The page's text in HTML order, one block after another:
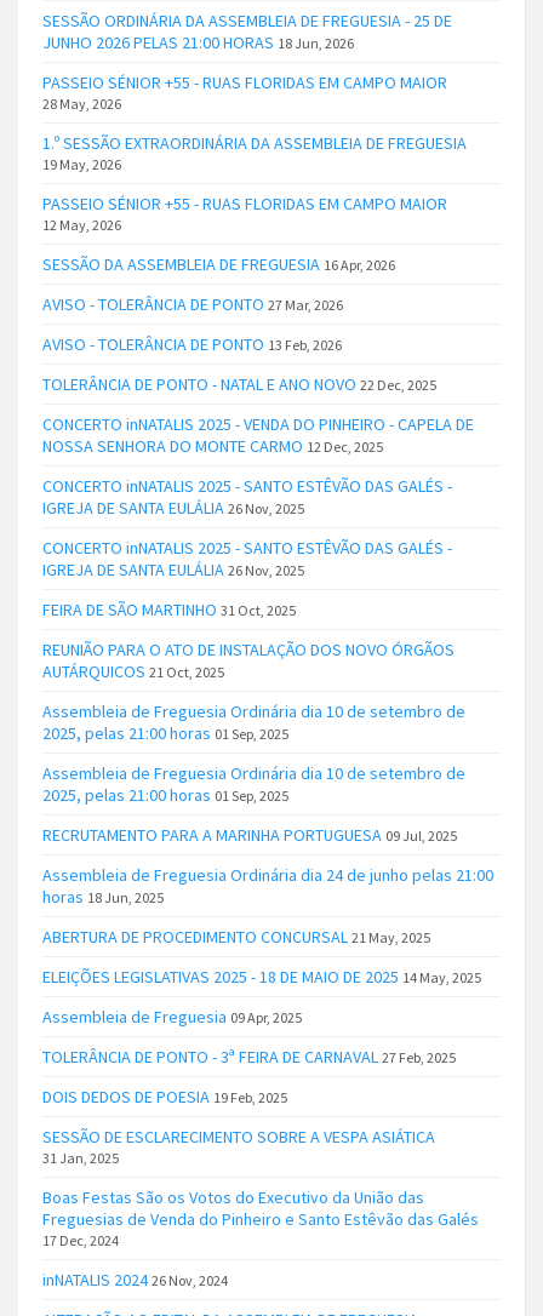
SESSÃO ORDINÁRIA DA ASSEMBLEIA DE FREGUESIA - 25 DE
JUNHO 2026 PELAS 21:00 HORAS 18 Jun, 2026
PASSEIO SÉNIOR +55 - RUAS FLORIDAS EM CAMPO MAIOR
28 May, 2026
1.º SESSÃO EXTRAORDINÁRIA DA ASSEMBLEIA DE FREGUESIA
19 May, 2026
PASSEIO SÉNIOR +55 - RUAS FLORIDAS EM CAMPO MAIOR
12 May, 2026
SESSÃO DA ASSEMBLEIA DE FREGUESIA 16 Apr, 2026
AVISO - TOLERÂNCIA DE PONTO 27 Mar, 2026
AVISO - TOLERÂNCIA DE PONTO 13 Feb, 2026
TOLERÂNCIA DE PONTO - NATAL E ANO NOVO 22 Dec, 2025
CONCERTO inNATALIS 2025 - VENDA DO PINHEIRO - CAPELA DE
NOSSA SENHORA DO MONTE CARMO 12 Dec, 2025
CONCERTO inNATALIS 2025 - SANTO ESTÊVÃO DAS GALÉS -
IGREJA DE SANTA EULÁLIA 26 Nov, 2025
CONCERTO inNATALIS 2025 - SANTO ESTÊVÃO DAS GALÉS -
IGREJA DE SANTA EULÁLIA 26 Nov, 2025
FEIRA DE SÃO MARTINHO 31 Oct, 2025
REUNIÃO PARA O ATO DE INSTALAÇÃO DOS NOVO ÓRGÃOS
AUTÁRQUICOS 21 Oct, 2025
Assembleia de Freguesia Ordinária dia 10 de setembro de
2025, pelas 21:00 horas 01 Sep, 2025
Assembleia de Freguesia Ordinária dia 10 de setembro de
2025, pelas 21:00 horas 01 Sep, 2025
RECRUTAMENTO PARA A MARINHA PORTUGUESA 09 Jul, 2025
Assembleia de Freguesia Ordinária dia 24 de junho pelas 21:00
horas 18 Jun, 2025
ABERTURA DE PROCEDIMENTO CONCURSAL 21 May, 2025
ELEIÇÕES LEGISLATIVAS 2025 - 18 DE MAIO DE 2025 14 May, 2025
Assembleia de Freguesia 09 Apr, 2025
TOLERÂNCIA DE PONTO - 3ª FEIRA DE CARNAVAL 27 Feb, 2025
DOIS DEDOS DE POESIA 19 Feb, 2025
SESSÃO DE ESCLARECIMENTO SOBRE A VESPA ASIÁTICA
31 Jan, 2025
Boas Festas São os Votos do Executivo da União das
Freguesias de Venda do Pinheiro e Santo Estêvão das Galés
17 Dec, 2024
inNATALIS 2024 26 Nov, 2024